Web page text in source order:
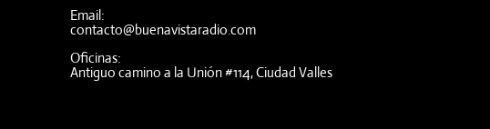
Email:
contacto@buenavistaradio.com
Oficinas:
Antiguo camino a la Unión #114, Ciudad Valles